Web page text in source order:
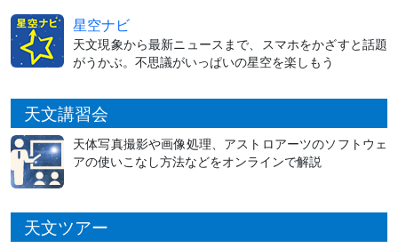
星空ナビ
天文現象から最新ニュースまで、スマホをかざすと話題
がうかぶ。不思議がいっぱいの星空を楽しもう
天文講習会
天体写真撮影や画像処理、アストロアーツのソフトウェ
アの使いこなし方法などをオンラインで解説
天文ツアー